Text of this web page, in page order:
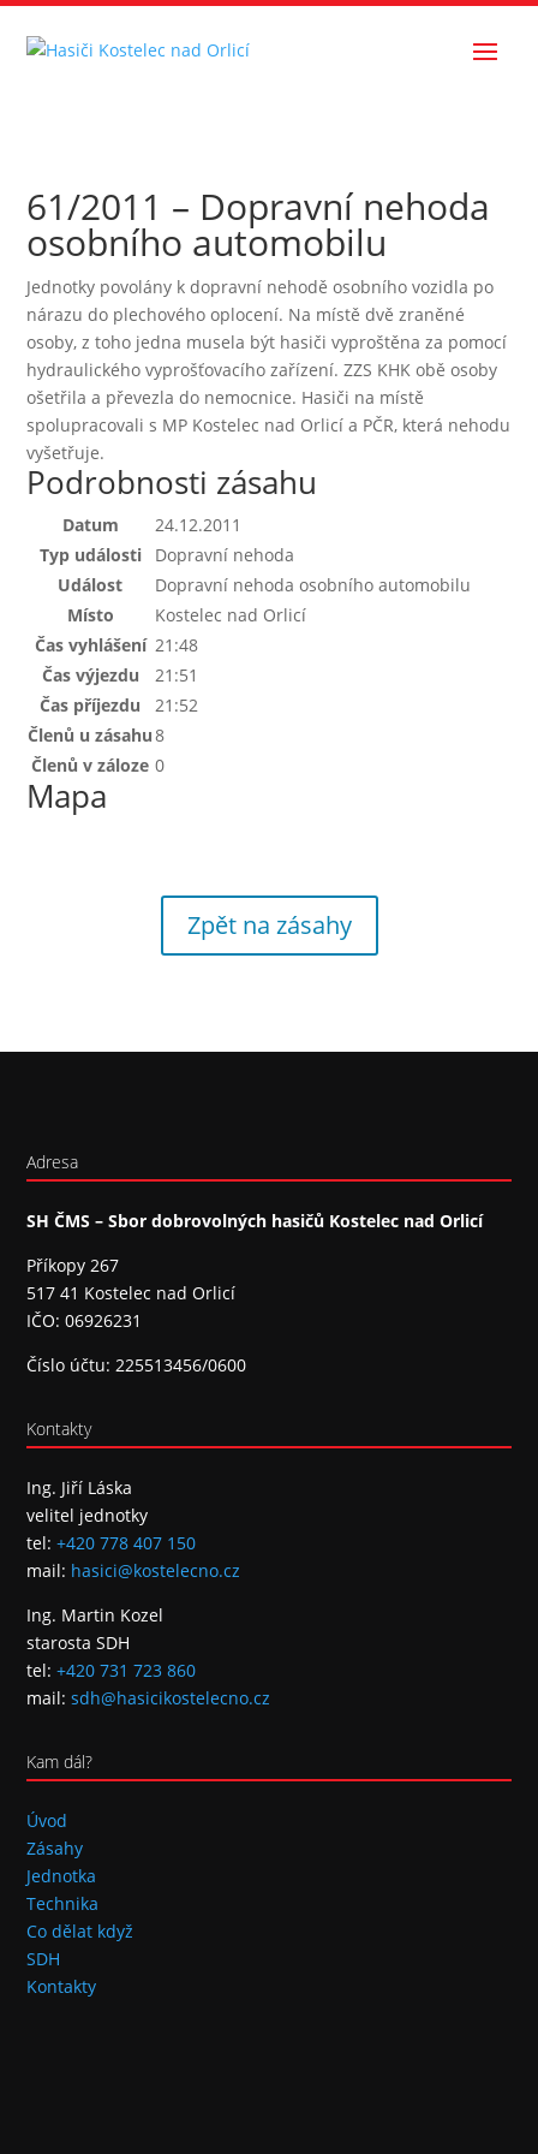
61/2011 – Dopravní nehoda
osobního automobilu
Jednotky povolány k dopravní nehodě osobního vozidla po
nárazu do plechového oplocení. Na místě dvě zraněné
osoby, z toho jedna musela být hasiči vyproštěna za pomocí
hydraulického vyprošťovacího zařízení. ZZS KHK obě osoby
ošetřila a převezla do nemocnice. Hasiči na místě
spolupracovali s MP Kostelec nad Orlicí a PČR, která nehodu
vyšetřuje.
Podrobnosti zásahu
Datum
24.12.2011
Typ události
Dopravní nehoda
Událost
Dopravní nehoda osobního automobilu
Místo
Kostelec nad Orlicí
Čas vyhlášení 21:48
Čas výjezdu
21:51
Čas příjezdu
21:52
Členů u zásahu8
Členů v záloze 0
Mapa
Zpět na zásahy
Adresa
SH ČMS – Sbor dobrovolných hasičů Kostelec nad Orlicí
Příkopy 267
517 41 Kostelec nad Orlicí
IČO: 06926231
Číslo účtu: 225513456/0600
Kontakty
Ing. Jiří Láska
velitel jednotky
tel:+420 778 407 150
mail: hasici@kostelecno.cz
Ing. Martin Kozel
starosta SDH
tel:+420 731 723 860
mail:sdh@hasicikostelecno.cz
Kam dál?
Úvod
Zásahy
Jednotka
Technika
Co dělat když
SDH
Kontakty